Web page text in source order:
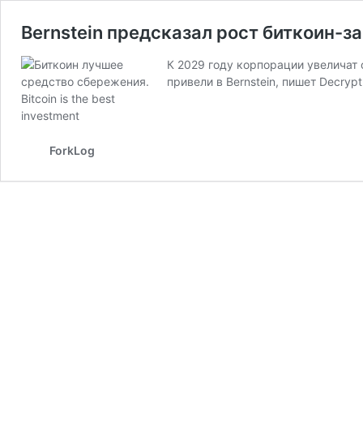
Bernstein предсказал рост биткоин-
К 2029 году корпорации
привели в Bernstein, пишет
ForkLog